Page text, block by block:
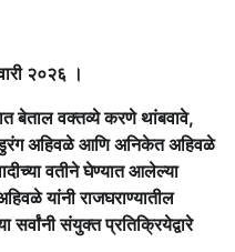
२०२६ ।
बेताल वक्तव्ये करणे थांबवावे,
अहिवळे आणि अनिकेत अहिवळे
वतीने घेण्यात आलेल्या
यांनी राजघराण्यातील
सर्वांनी संयुक्त प्रतिक्रियेद्वारे